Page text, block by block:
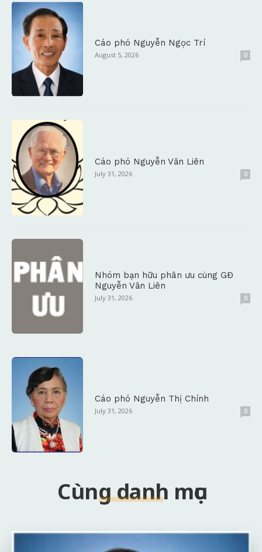
Cáo phó Nguyễn Ngọc Trí
August 5, 2026 0
Cáo phó Nguyễn Văn Liên
July 31, 2026 0
Nhóm bạn hữu phân ưu cùng GĐ
Nguyễn Văn Liên
July 31, 2026 0
Cáo phó Nguyễn Thị Chính
July 31, 2026 0
Cùng danh mục